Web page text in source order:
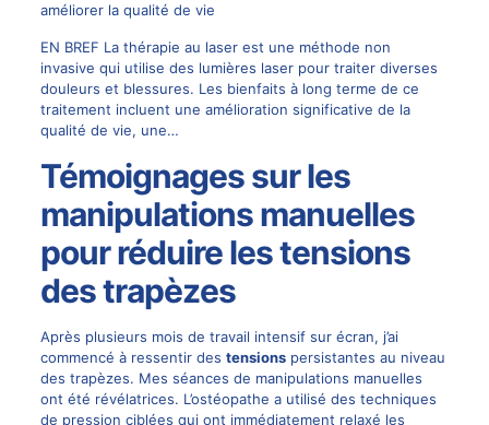
améliorer la qualité de vie
EN BREF La thérapie au laser est une méthode non
invasive qui utilise des lumières laser pour traiter diverses
douleurs et blessures. Les bienfaits à long terme de ce
traitement incluent une amélioration significative de la
qualité de vie, une…
Témoignages sur les
manipulations manuelles
pour réduire les tensions
des trapèzes
Après plusieurs mois de travail intensif sur écran, j’ai
commencé à ressentir des tensionspersistantes au niveau
des trapèzes. Mes séances de manipulations manuelles
ont été révélatrices. L’ostéopathe a utilisé des techniques
de pression ciblées qui ont immédiatement relaxé les